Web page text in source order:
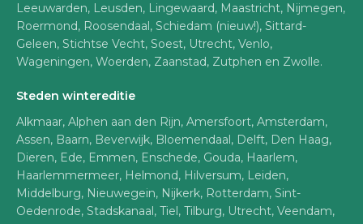
Leeuwarden, Leusden, Lingewaard, Maastricht, Nijmegen,
Roermond, Roosendaal, Schiedam (nieuw!), Sittard-
Geleen, Stichtse Vecht, Soest, Utrecht, Venlo,
Wageningen, Woerden, Zaanstad, Zutphen en Zwolle.
Steden wintereditie
Alkmaar, Alphen aan den Rijn, Amersfoort, Amsterdam,
Assen, Baarn, Beverwijk, Bloemendaal, Delft, Den Haag,
Dieren, Ede, Emmen, Enschede, Gouda, Haarlem,
Haarlemmermeer, Helmond, Hilversum, Leiden,
Middelburg, Nieuwegein, Nijkerk, Rotterdam, Sint-
Oedenrode, Stadskanaal, Tiel, Tilburg, Utrecht, Veendam,